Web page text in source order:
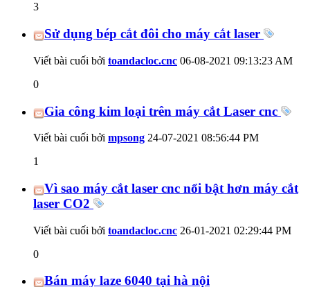
3
Sử dụng bép cắt đôi cho máy cắt laser
Viết bài cuối bởi toandacloc.cnc 06-08-2021 09:13:23 AM
0
Gia công kim loại trên máy cắt Laser cnc
Viết bài cuối bởi mpsong 24-07-2021 08:56:44 PM
1
Vì sao máy cắt laser cnc nổi bật hơn máy cắt
laser CO2
Viết bài cuối bởi toandacloc.cnc 26-01-2021 02:29:44 PM
0
Bán máy laze 6040 tại hà nội